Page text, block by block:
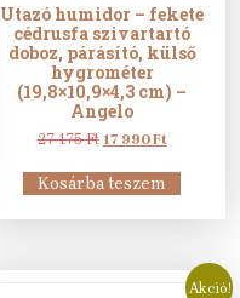
Utazó humidor – fekete
cédrusfa szivartartó
doboz, párásító, külső
hygrométer
(19,8×10,9×4,3 cm) –
Angelo
27 175Ft Original
was:
27
17 990FtCurrent
is:
17
Kosárba teszem
Akció!